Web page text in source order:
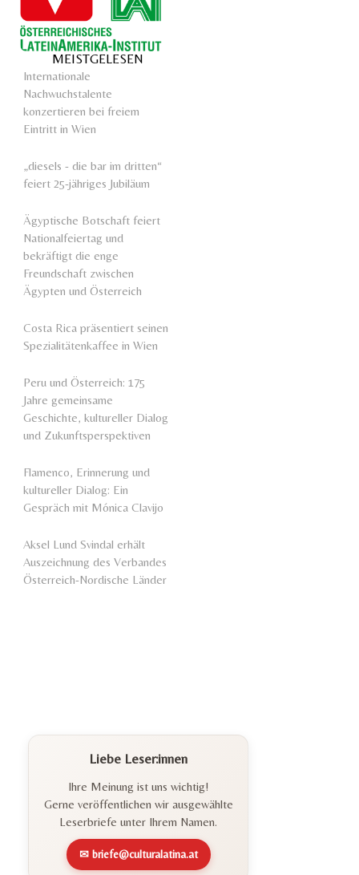
MEISTGELESEN
Internationale
Nachwuchstalente
konzertieren bei freiem
Eintritt in Wien
„diesels - die bar im dritten“
feiert 25-jähriges Jubiläum
Ägyptische Botschaft feiert
Nationalfeiertag und
bekräftigt die enge
Freundschaft zwischen
Ägypten und Österreich
Costa Rica präsentiert seinen
Spezialitätenkaffee in Wien
Peru und Österreich: 175
Jahre gemeinsame
Geschichte, kultureller Dialog
und Zukunftsperspektiven
Flamenco, Erinnerung und
kultureller Dialog: Ein
Gespräch mit Mónica Clavijo
Aksel Lund Svindal erhält
Auszeichnung des Verbandes
Österreich-Nordische Länder
Liebe Leser:innen
Ihre Meinung ist uns wichtig!
Gerne veröffentlichen wir ausgewählte
Leserbriefe unter Ihrem Namen.
✉ briefe@culturalatina.at